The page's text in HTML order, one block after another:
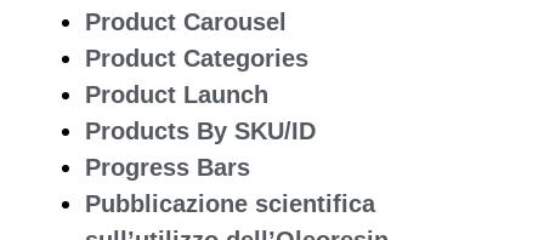
Product Carousel
Product Categories
Product Launch
Products By SKU/ID
Progress Bars
Pubblicazione scientifica